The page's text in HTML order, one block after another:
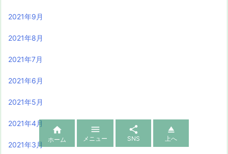
2021年9月
2021年8月
2021年7月
2021年6月
2021年5月
2021年4月
2021年3月

ホーム

メニュー

SNS

上へ